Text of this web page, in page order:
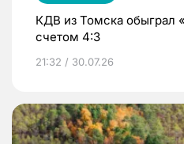
КДВ из Томска обыграл
счетом 4:3
21:32 / 30.07.26